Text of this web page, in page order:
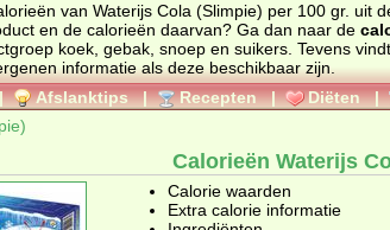
van Waterijs Cola (Slimpie) per 100 gr. uit
product en de calorieën daarvan? Ga dan naar de
koek, gebak, snoep en suikers
informatie als deze beschikbaar zijn.
Afslanktips | Recepten | Diëten |
Calorieën Waterijs
Calorie waarden
Extra calorie informatie